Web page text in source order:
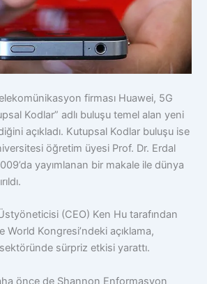
firması Huawei, 5G
Kodlar” adlı buluşu temel alan yeni
açıkladı. Kutupsal Kodlar buluşu ise
öğretim üyesi Prof. Dr. Erdal
yayımlanan bir makale ile dünya
(CEO) Ken Hu tarafından
World Kongresi’ndeki açıklama,
sürpriz etkisi yarattı.
önce de Shannon Enformasyon